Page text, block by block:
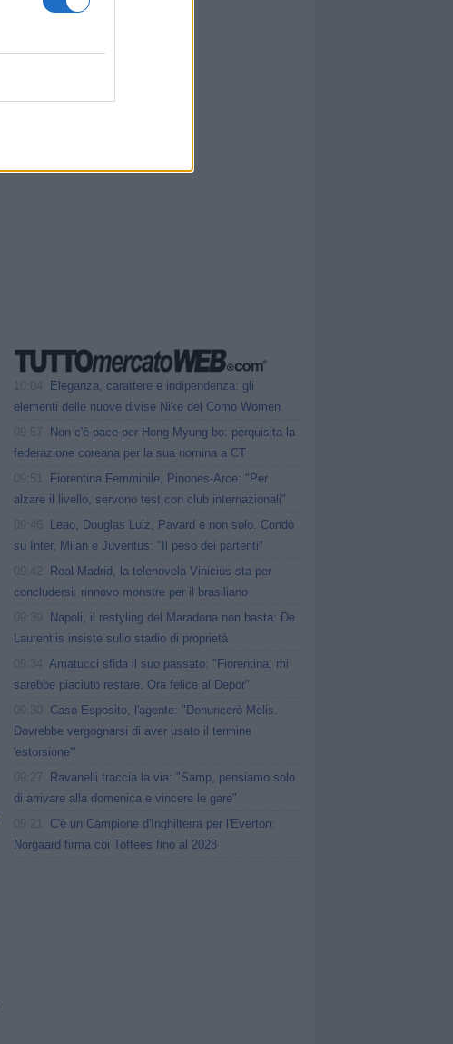
Eleganza, carattere e indipendenza: gli
elementi delle nuove divise Nike del Como Women
Non c'è pace per Hong Myung-bo: perquisita la
federazione coreana per la sua nomina a CT
Fiorentina Femminile, Pinones-Arce: "Per
alzare il livello, servono test con club internazionali"
Leao, Douglas Luiz, Pavard e non solo. Condò
su Inter, Milan e Juventus: "Il peso dei partenti"
Real Madrid, la telenovela Vinicius sta per
concludersi: rinnovo monstre per il brasiliano
Napoli, il restyling del Maradona non basta: De
Laurentiis insiste sullo stadio di proprietà
Amatucci sfida il suo passato: "Fiorentina, mi
sarebbe piaciuto restare. Ora felice al Depor"
Caso Esposito, l'agente: "Denuncerò Melis.
Dovrebbe vergognarsi di aver usato il termine
'estorsione'"
Ravanelli traccia la via: "Samp, pensiamo solo
di arrivare alla domenica e vincere le gare"
C'è un Campione d'Inghilterra per l'Everton:
Norgaard firma coi Toffees fino al 2028